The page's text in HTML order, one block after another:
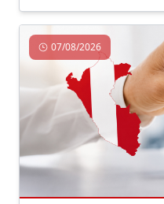
07/08/2026